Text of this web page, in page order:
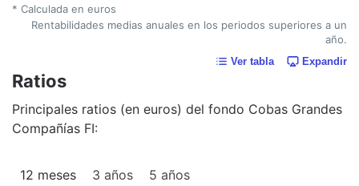
* Calculada en euros
Rentabilidades medias anuales en los periodos superiores a un
año.
Ver tabla Expandir
Ratios
Principales ratios (en euros) del fondo Cobas Grandes
Compañías FI:
12 meses 3 años 5 años